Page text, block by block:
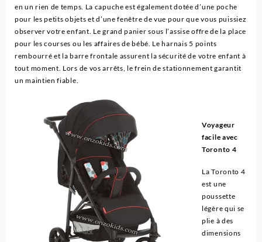
en un rien de temps. La capuche est également dotée d’une poche
pour les petits objets et d’une fenêtre de vue pour que vous puissiez
observer votre enfant. Le grand panier sous l’assise offre de la place
pour les courses ou les affaires de bébé. Le harnais 5 points
rembourré et la barre frontale assurent la sécurité de votre enfant à
tout moment. Lors de vos arrêts, le frein de stationnement garantit
un maintien fiable.
Voyageur
facile avec
Toronto 4
La Toronto 4
est une
poussette
légère qui se
plie à des
dimensions